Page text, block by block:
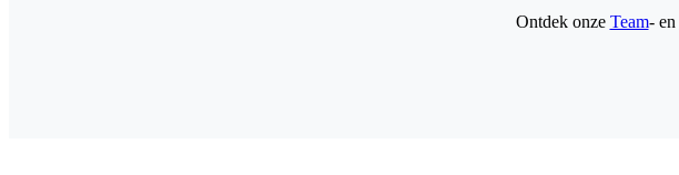
Ontdek onze Team- en